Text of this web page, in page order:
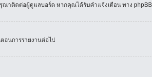
ติดต่อผู้ดูแลบอร์ด หากคุณได้รับคำแจ้งเตือน ทาง
นการรายงานต่อไป